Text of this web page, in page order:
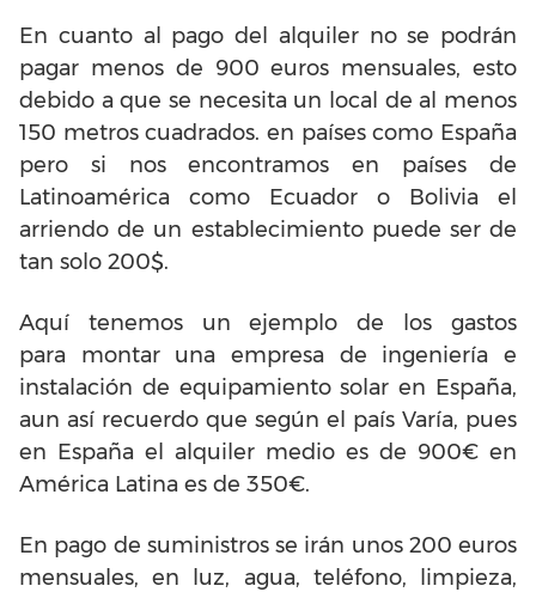
En cuanto al pago del alquiler no se podrán
pagar menos de 900 euros mensuales, esto
debido a que se necesita un local de al menos
150 metros cuadrados. en países como España
pero si nos encontramos en países de
Latinoamérica como Ecuador o Bolivia el
arriendo de un establecimiento puede ser de
tan solo 200$.
Aquí tenemos un ejemplo de los gastos
para montar una empresa de ingeniería e
instalación de equipamiento solar en España,
aun así recuerdo que según el país Varía, pues
en España el alquiler medio es de 900€ en
América Latina es de 350€.
En pago de suministros se irán unos 200 euros
mensuales, en luz, agua, teléfono, limpieza,